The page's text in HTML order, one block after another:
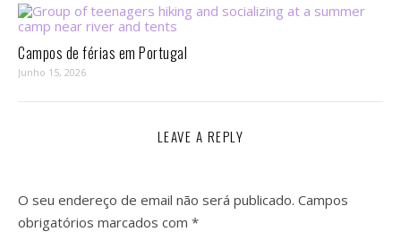
Campos de férias em Portugal
Junho 15, 2026
LEAVE A REPLY
O seu endereço de email não será publicado. Campos
obrigatórios marcados com *